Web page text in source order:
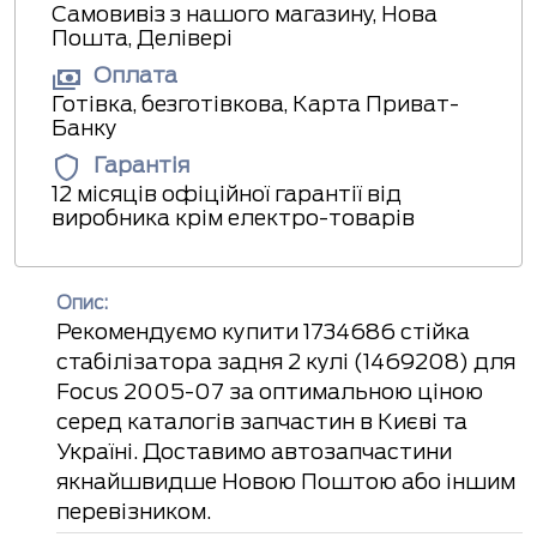
Самовивіз з нашого магазину, Нова
Пошта, Делівері
Оплата
Готівка, безготівкова, Карта Приват-
Банку
Гарантія
12 місяців офіційної гарантії від
виробника крім електро-товарів
Опис:
Рекомендуємо купити 1734686 стійка
стабілізатора задня 2 кулі (1469208) для
Focus 2005-07 за оптимальною ціною
серед каталогів запчастин в Києві та
Україні. Доставимо автозапчастини
якнайшвидше Новою Поштою або іншим
перевізником.